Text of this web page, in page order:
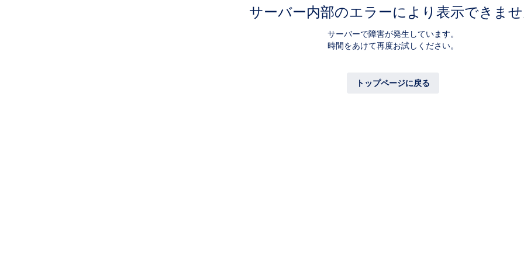
サーバー内部のエラーにより表示できま
サーバーで障害が発生しています。
時間をあけて再度お試しください。
トップページに戻る